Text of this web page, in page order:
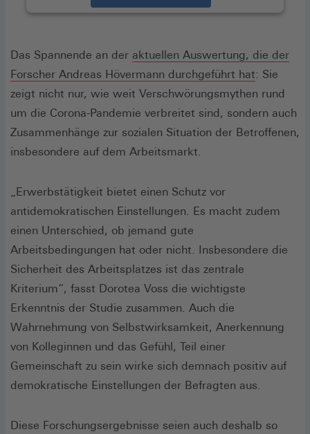
Das Spannende an der aktuellen Auswertung, die der
Forscher Andreas Hövermann durchgeführt hat(Öffnet
in
einem
neuen
: Sie
zeigt nicht nur, wie weit Verschwörungsmythen rund
um die Corona-Pandemie verbreitet sind, sondern auch
Zusammenhänge zur sozialen Situation der Betroffenen,
insbesondere auf dem Arbeitsmarkt.
„Erwerbstätigkeit bietet einen Schutz vor
antidemokratischen Einstellungen. Es macht zudem
einen Unterschied, ob jemand gute
Arbeitsbedingungen hat oder nicht. Insbesondere die
Sicherheit des Arbeitsplatzes ist das zentrale
Kriterium“, fasst Dorotea Voss die wichtigste
Erkenntnis der Studie zusammen. Auch die
Wahrnehmung von Selbstwirksamkeit, Anerkennung
von Kolleginnen und das Gefühl, Teil einer
Gemeinschaft zu sein wirke sich demnach positiv auf
demokratische Einstellungen der Befragten aus.
Diese Forschungsergebnisse seien auch deshalb so